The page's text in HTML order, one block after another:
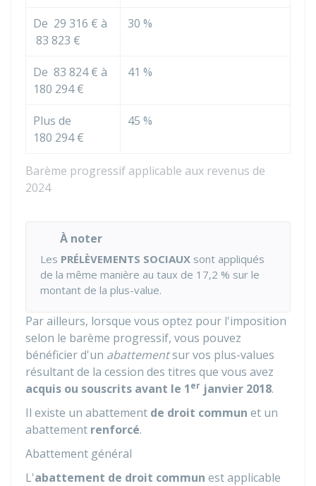
Barème progressif applicable aux revenus de
2024
De 29 316 € à
83 823 €
30 %
De 83 824 € à
180 294 €
41 %
Plus de
180 294 €
45 %
À noter
Les PRÉLÈVEMENTS SOCIAUX sont appliqués
de la même manière au taux de 17,2 % sur le
montant de la plus-value.
Par ailleurs, lorsque vous optez pour l'imposition
selon le barème progressif, vous pouvez
bénéficier d'un abattementsur vos plus-values
résultant de la cession des titres que vous avez
acquis ou souscrits avant le 1er janvier 2018.
Il existe un abattement de droit commun et un
abattement renforcé.
Abattement général
L'abattement de droit commun est applicable